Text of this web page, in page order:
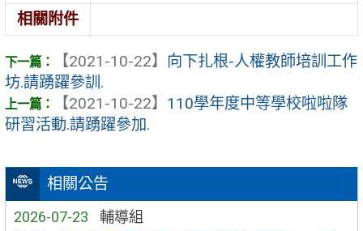
相關公告
2026-07-23 輔導組
相關附件
【2021-10-22】 向下扎根-人權教師培訓工作
坊.請踴躍參訓.
【2021-10-22】 110學年度中等學校啦啦隊
研習活動.請踴躍參加.